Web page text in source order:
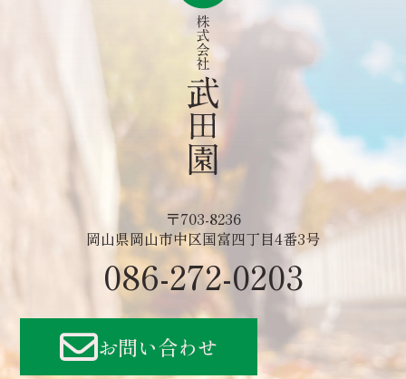
〒703-8236
岡山県岡山市中区国富四丁目4番3号
086-272-0203
お問い合わせ